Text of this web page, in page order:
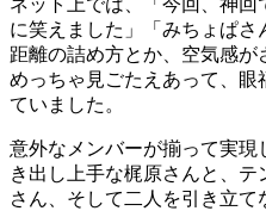
ネット上では、「今回、神
に笑えました」「みちょぱ
距離の詰め方とか、空気感
めっちゃ見ごたえあって、眼
ていました。
意外なメンバーが揃って実現
き出し上手な梶原さんと、
さん、そして二人を引き立